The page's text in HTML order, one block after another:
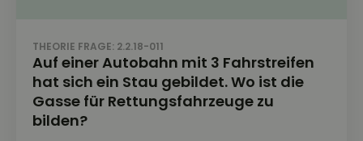
THEORIE FRAGE: 2.2.18-011
Auf einer Autobahn mit 3 Fahrstreifen
hat sich ein Stau gebildet. Wo ist die
Gasse für Rettungsfahrzeuge zu
bilden?